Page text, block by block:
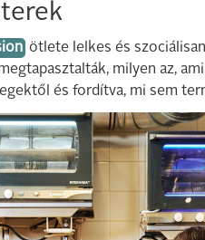
ötlete lelkes és
milyen az,
és fordítva, mi sem